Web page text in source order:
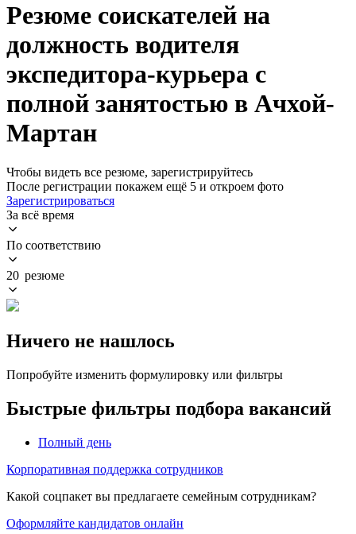
Резюме соискателей на
должность водителя
экспедитора-курьера с
полной занятостью в Ачхой-
Мартан
Чтобы видеть все резюме, зарегистрируйтесь
После регистрации покажем ещё 5 и откроем фото
Зарегистрироваться
За всё время
По соответствию
20 резюме
Ничего не нашлось
Попробуйте изменить формулировку или фильтры
Быстрые фильтры подбора вакансий
Полный день
Корпоративная поддержка сотрудников
Какой соцпакет вы предлагаете семейным сотрудникам?
Оформляйте кандидатов онлайн